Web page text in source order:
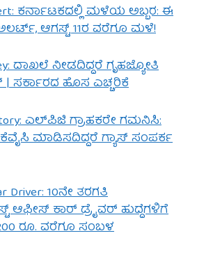
ಕರ್ನಾಟಕದಲ್ಲಿ ಮಳೆಯ ಅಬ್ಬರ: ಈ
ಆಗಸ್ಟ್ 11ರ ವರೆಗೂ ಮಳೆ!
ದಾಖಲೆ ನೀಡದಿದ್ದರೆ ಗೃಹಜ್ಯೋತಿ
ಹೊಸ ಎಚ್ಚರಿಕೆ
ಎಲ್‌ಪಿಜಿ ಗ್ರಾಹಕರೇ ಗಮನಿಸಿ:
ಮಾಡಿಸದಿದ್ದರೆ ಗ್ಯಾಸ್ ಸಂಪರ್ಕ
Driver: 10ನೇ ತರಗತಿ
ಆಫೀಸ್ ಕಾರ್ ಡ್ರೈವರ್ ಹುದ್ದೆಗಳಿಗೆ
ರೂ. ವರೆಗೂ ಸಂಬಳ